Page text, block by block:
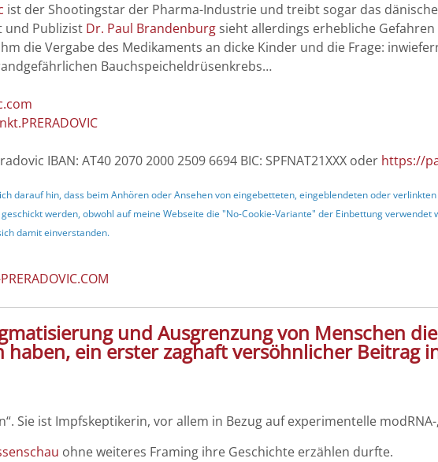
ist der Shootingstar der Pharma-Industrie und treibt sogar das
und Publizist Dr. Paul Brandenburg sieht allerdings erhebliche
die Vergabe des Medikaments an dicke Kinder und die Frage:
Bauchspeicheldrüsenkrebs…
IBAN: AT40 2070 2000 2509 6694 BIC: SPFNAT21XXX oder https://
darauf hin, dass beim Anhören oder Ansehen von eingebetteten, eingeblendeten oder
werden, obwohl auf meine Webseite die "No-Cookie-Variante" der Einbettung
damit einverstanden.
und Ausgrenzung von Menschen
ein erster zaghaft versöhnlicher Beitrag
Sie ist Impfskeptikerin, vor allem in Bezug auf experimentelle
ohne weiteres Framing ihre Geschichte erzählen durfte.